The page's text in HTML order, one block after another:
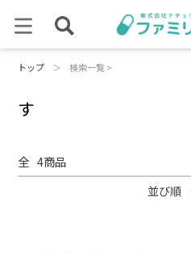
トップ ＞ 検索一覧 >
す
全 4商品
並び順